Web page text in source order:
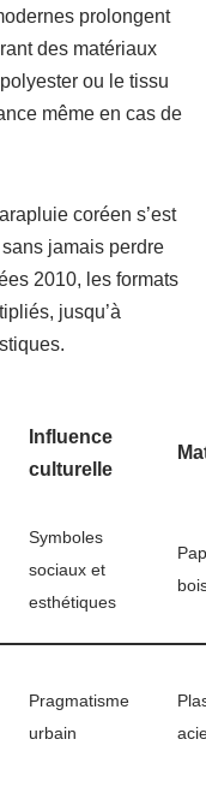
prolongent
des matériaux
ou le tissu
même en cas de
coréen s’est
jamais perdre
2010, les formats
jusqu’à
Influence
culturelle
Symboles
sociaux et
esthétiques
Pragmatisme
urbain